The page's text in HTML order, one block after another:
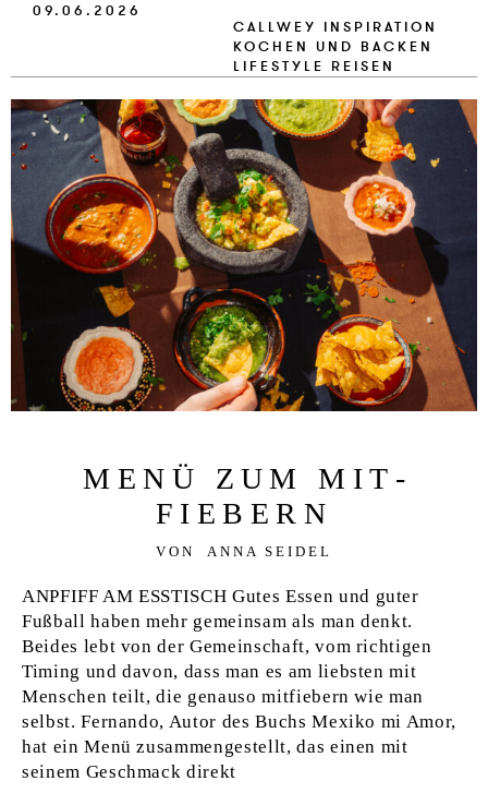
SHOP
09.06.2026
CALLWEY INSPIRATION
KOCHEN UND BACKEN
LIFESTYLE REISEN
MENÜ ZUM MIT­
FIEBERN
VON ANNA SEIDEL
ANPFIFF AM ESSTISCH Gutes Essen und guter
Fußball haben mehr gemeinsam als man denkt.
Beides lebt von der Gemeinschaft, vom richtigen
Timing und davon, dass man es am liebsten mit
Menschen teilt, die genauso mitfiebern wie man
selbst. Fernando, Autor des Buchs Mexiko mi Amor,
hat ein Menü zusammengestellt, das einen mit
seinem Geschmack direkt